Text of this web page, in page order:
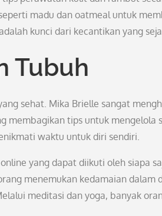
madu dan oatmeal untuk
kunci dari kecantikan yang
Tubuh
sehat. Mika Brielle sangat
membagikan tips untuk mengelola
waktu untuk diri sendiri.
yang dapat diikuti oleh siapa
menemukan kedamaian dalam
meditasi dan yoga, banyak